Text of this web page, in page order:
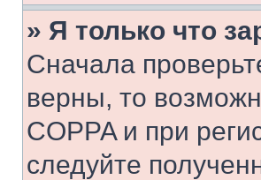
» Я только что
Сначала
верны, то
COPPA и при
следуйте